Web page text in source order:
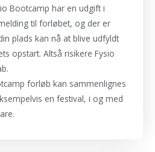
Bootcamp har en udgift i
til forløbet, og der er
plads kan nå at blive udfyldt
opstart. Altså risikere Fysio
forløb kan sammenlignes
en festival, i og med